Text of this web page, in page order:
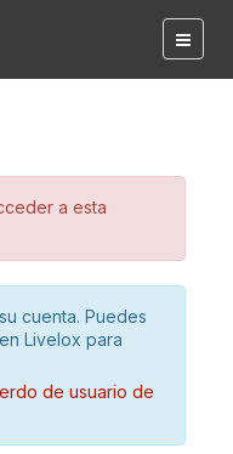
a esta
cuenta. Puedes
Livelox para
de usuario de